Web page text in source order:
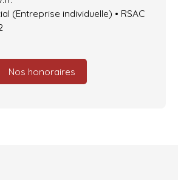
(Entreprise individuelle) • RSAC
Nos honoraires